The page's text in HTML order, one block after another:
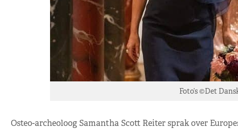
Foto’s ©Det
Osteo-archeoloog Samantha Scott Reiter sprak over